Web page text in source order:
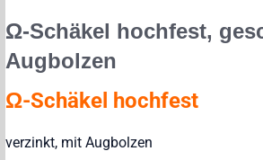
Ω-Schäkel hochfest,
Augbolzen
Ω-Schäkel hochfest
verzinkt, mit Augbolzen